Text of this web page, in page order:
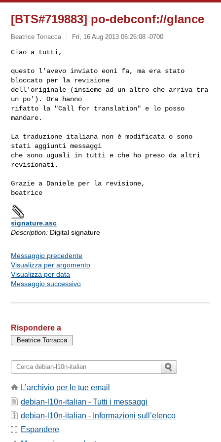
[BTS#719883] po-debconf://glance
Beatrice Torracca Fri, 16 Aug 2013 06:26:08 -0700
Ciao a tutti,
questo l'avevo inviato eoni fa, ma era stato
bloccato per la revisione
dell'originale (insieme ad un altro che arriva tra
un po'). Ora hanno
rifatto la "Call for translation" e lo posso
mandare.
La traduzione italiana non è modificata o sono
stati aggiunti messaggi
che sono uguali in tutti e che ho preso da altri
revisionati.
Grazie a Daniele per la revisione,
beatrice
signature.asc
Description: Digital signature
Messaggio precedente
Visualizza per argomento
Visualizza per data
Messaggio successivo
Rispondere a
L’archivio per le tue email
debian-l10n-italian - Tutti i messaggi
debian-l10n-italian - Informazioni sull’elenco
Espandere